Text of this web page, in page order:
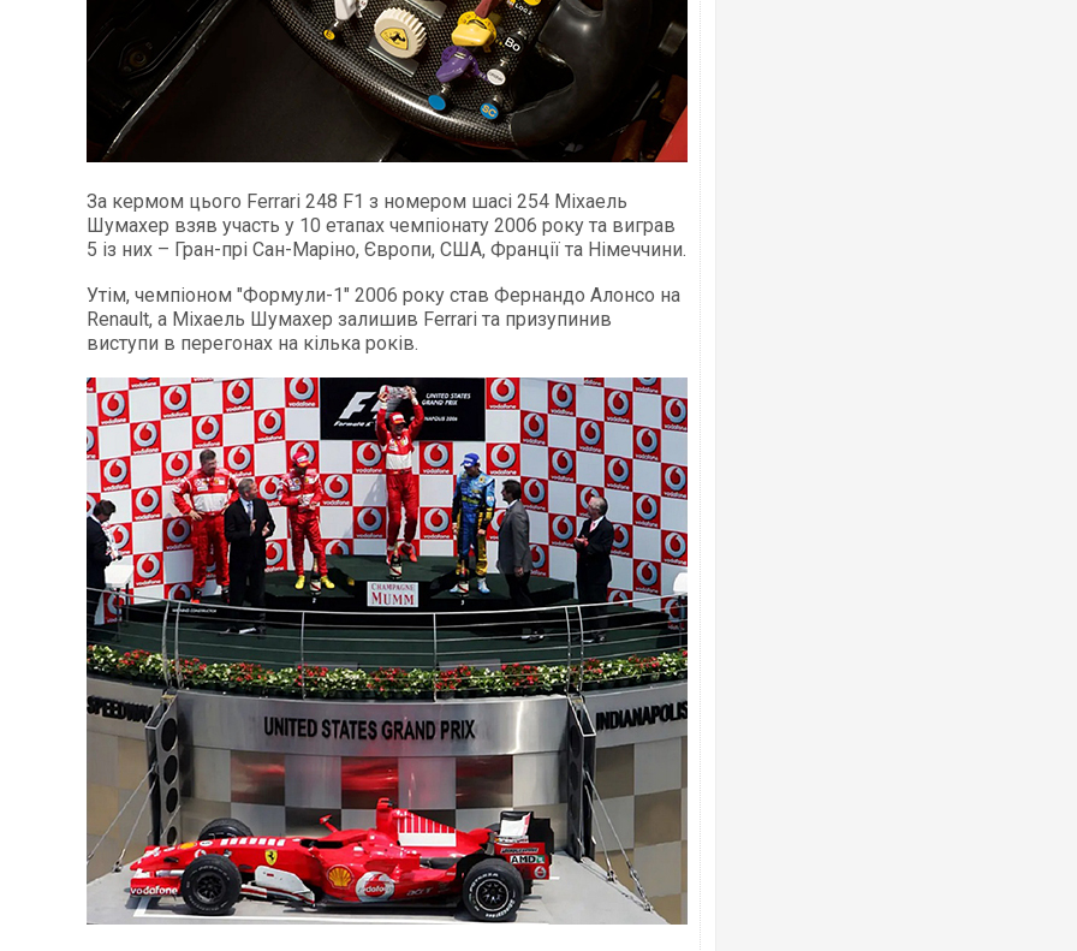
За кермом цього Ferrari 248 F1 з номером шасі 254 Міхаель
Шумахер взяв участь у 10 етапах чемпіонату 2006 року та виграв
5 із них – Гран-прі Сан-Маріно, Європи, США, Франції та Німеччини.
Утім, чемпіоном "Формули-1" 2006 року став Фернандо Алонсо на
Renault, а Міхаель Шумахер залишив Ferrari та призупинив
виступи в перегонах на кілька років.